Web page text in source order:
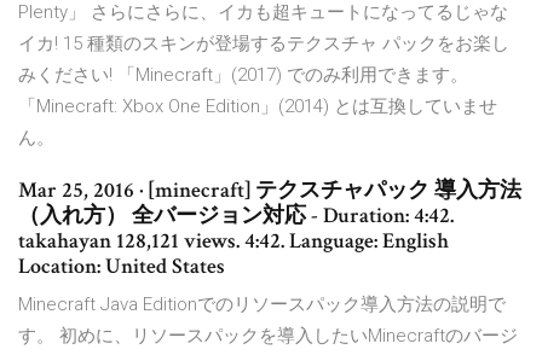
Plenty」 さらにさらに、イカも超キュートになってるじゃな
イカ! 15 種類のスキンが登場するテクスチャ パックをお楽し
みください! 「Minecraft」(2017) でのみ利用できます。
「Minecraft: Xbox One Edition」(2014) とは互換していませ
ん。
Mar 25, 2016 · [minecraft] テクスチャパック 導入方法
（入れ方） 全バージョン対応 - Duration: 4:42.
takahayan 128,121 views. 4:42. Language: English
Location: United States
Minecraft Java Editionでのリソースパック導入方法の説明で
す。 初めに、リソースパックを導入したいMinecraftのバージ